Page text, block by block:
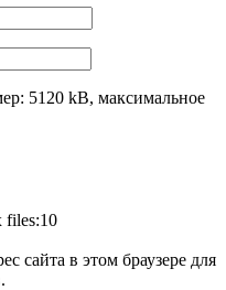
5120 kB, максимальное
files:10
сайта в этом браузере для